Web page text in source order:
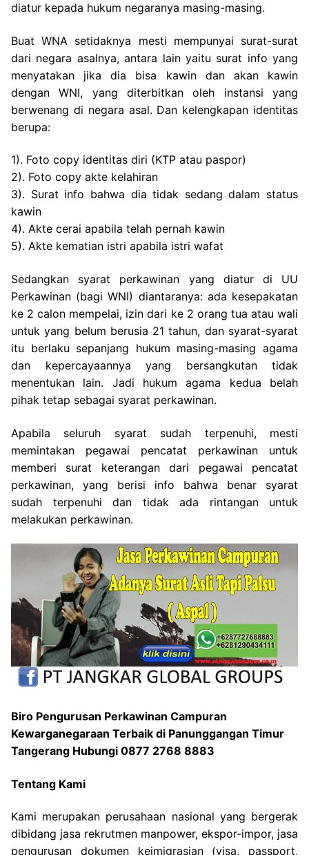
diatur kepada hukum negaranya masing-masing.
Buat WNA setidaknya mesti mempunyai surat-surat
dari negara asalnya, antara lain yaitu surat info yang
menyatakan jika dia bisa kawin dan akan kawin
dengan WNI, yang diterbitkan oleh instansi yang
berwenang di negara asal. Dan kelengkapan identitas
berupa:
1). Foto copy identitas diri (KTP atau paspor)
2). Foto copy akte kelahiran
3). Surat info bahwa dia tidak sedang dalam status
kawin
4). Akte cerai apabila telah pernah kawin
5). Akte kematian istri apabila istri wafat
Sedangkan syarat perkawinan yang diatur di UU
Perkawinan (bagi WNI) diantaranya: ada kesepakatan
ke 2 calon mempelai, izin dari ke 2 orang tua atau wali
untuk yang belum berusia 21 tahun, dan syarat-syarat
itu berlaku sepanjang hukum masing-masing agama
dan kepercayaannya yang bersangkutan tidak
menentukan lain. Jadi hukum agama kedua belah
pihak tetap sebagai syarat perkawinan.
Apabila seluruh syarat sudah terpenuhi, mesti
memintakan pegawai pencatat perkawinan untuk
memberi surat keterangan dari pegawai pencatat
perkawinan, yang berisi info bahwa benar syarat
sudah terpenuhi dan tidak ada rintangan untuk
melakukan perkawinan.
Biro Pengurusan Perkawinan Campuran
Kewarganegaraan Terbaik di Panunggangan Timur
Tangerang Hubungi 0877 2768 8883
Tentang Kami
Kami merupakan perusahaan nasional yang bergerak
dibidang jasa rekrutmen manpower, ekspor-impor, jasa
pengurusan dokumen keimigrasian (visa, passport,